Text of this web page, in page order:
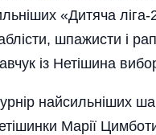
«Дитяча
шпажисти і
із Нетішина
найсильніших
Марії